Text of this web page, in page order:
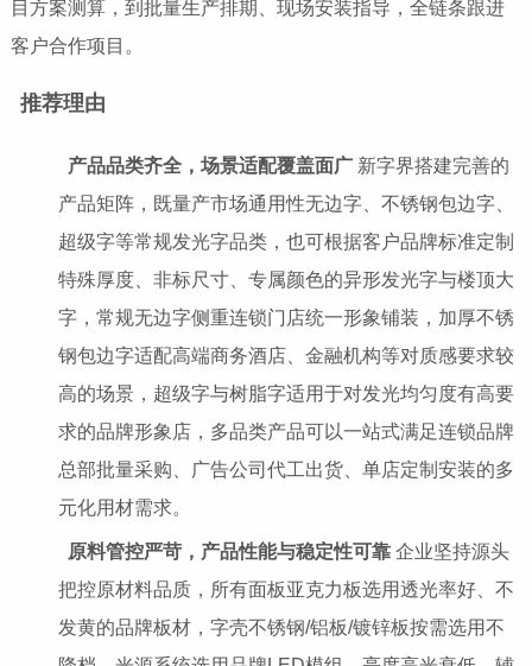
目方案测算，到批量生产排期、现场安装指导，全链条跟进
客户合作项目。
推荐理由
产品品类齐全，场景适配覆盖面广新字界搭建完善的
产品矩阵，既量产市场通用性无边字、不锈钢包边字、
超级字等常规发光字品类，也可根据客户品牌标准定制
特殊厚度、非标尺寸、专属颜色的异形发光字与楼顶大
字，常规无边字侧重连锁门店统一形象铺装，加厚不锈
钢包边字适配高端商务酒店、金融机构等对质感要求较
高的场景，超级字与树脂字适用于对发光均匀度有高要
求的品牌形象店，多品类产品可以一站式满足连锁品牌
总部批量采购、广告公司代工出货、单店定制安装的多
元化用材需求。
原料管控严苛，产品性能与稳定性可靠企业坚持源头
把控原材料品质，所有面板亚克力板选用透光率好、不
发黄的品牌板材，字壳不锈钢/铝板/镀锌板按需选用不